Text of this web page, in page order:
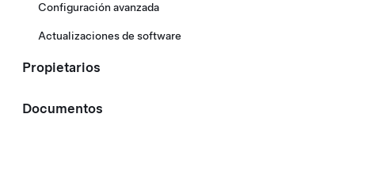
Configuración avanzada
Actualizaciones de software
Propietarios
Documentos